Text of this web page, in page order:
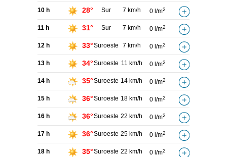
10 h 28° Sur 7 km/h 0 l/m2
11 h 31° Sur 7 km/h 0 l/m2
12 h 33°Suroeste 7 km/h 0 l/m2
13 h 34°Suroeste 11 km/h 0 l/m2
14 h 35°Suroeste 14 km/h 0 l/m2
15 h 36°Suroeste 18 km/h 0 l/m2
16 h 36°Suroeste 22 km/h 0 l/m2
17 h 36°Suroeste 25 km/h 0 l/m2
18 h 35°Suroeste 22 km/h 0 l/m2